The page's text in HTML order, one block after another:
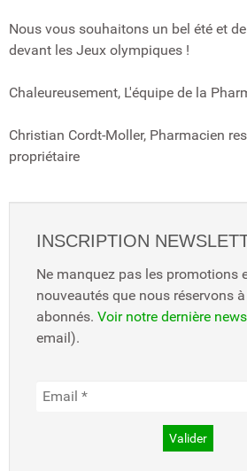
Nous vous souhaitons un bel été et
devant les Jeux olympiques !
Chaleureusement, L'équipe de la
Christian Cordt-Moller, Pharmacien
propriétaire
INSCRIPTION
Ne manquez pas les promotions
nouveautés que nous réservons
abonnés. Voir notre dernière
email).